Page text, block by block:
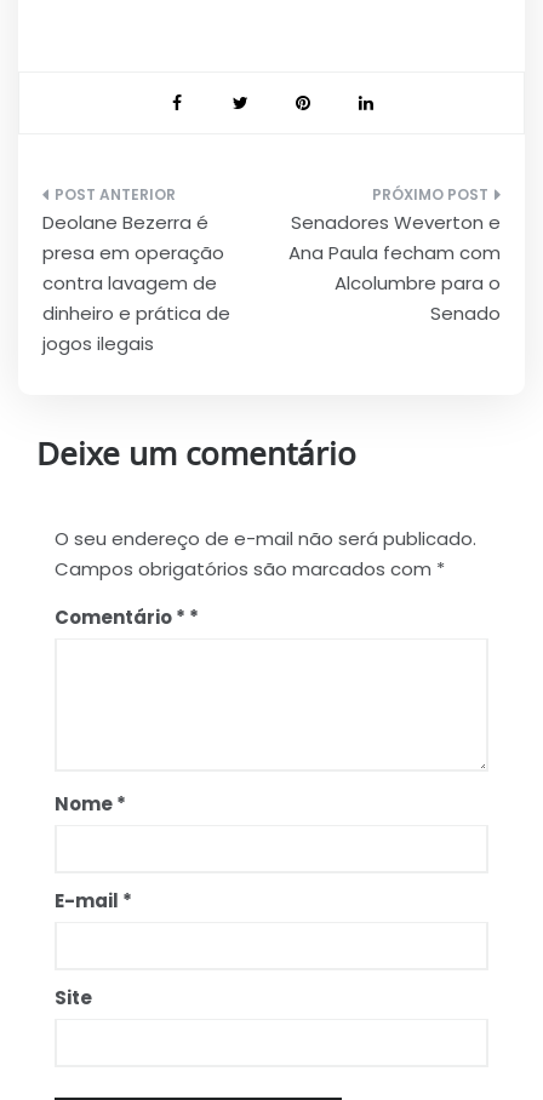
Navegação
de
Post
Deolane Bezerra é
presa em operação
contra lavagem de
dinheiro e prática de
jogos ilegais
Senadores Weverton e
Ana Paula fecham com
Alcolumbre para o
Senado
Deixe um comentário
O seu endereço de e-mail não será publicado.
Campos obrigatórios são marcados com *
Comentário*
Nome*
E-mail *
Site